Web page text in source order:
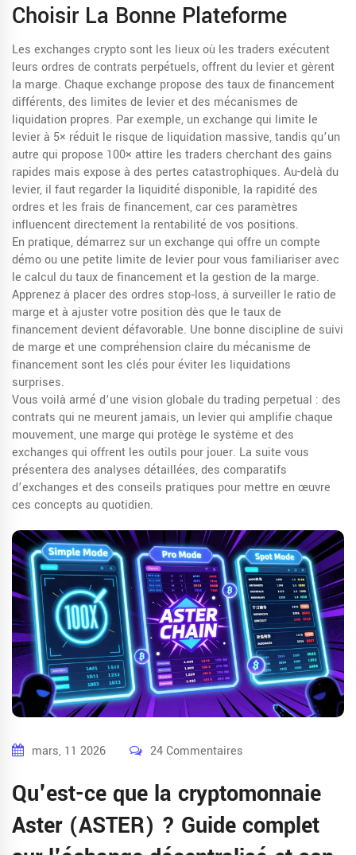
Choisir La Bonne Plateforme
Les exchanges crypto sont les lieux où les traders exécutent
leurs ordres de contrats perpétuels, offrent du levier et gèrent
la marge. Chaque exchange propose des taux de financement
différents, des limites de levier et des mécanismes de
liquidation propres. Par exemple, un exchange qui limite le
levier à 5× réduit le risque de liquidation massive, tandis qu’un
autre qui propose 100× attire les traders cherchant des gains
rapides mais expose à des pertes catastrophiques. Au-delà du
levier, il faut regarder la liquidité disponible, la rapidité des
ordres et les frais de financement, car ces paramètres
influencent directement la rentabilité de vos positions.
En pratique, démarrez sur un exchange qui offre un compte
démo ou une petite limite de levier pour vous familiariser avec
le calcul du taux de financement et la gestion de la marge.
Apprenez à placer des ordres stop‑loss, à surveiller le ratio de
marge et à ajuster votre position dès que le taux de
financement devient défavorable. Une bonne discipline de suivi
de marge et une compréhension claire du mécanisme de
financement sont les clés pour éviter les liquidations
surprises.
Vous voilà armé d’une vision globale du trading perpetual : des
contrats qui ne meurent jamais, un levier qui amplifie chaque
mouvement, une marge qui protège le système et des
exchanges qui offrent les outils pour jouer. La suite vous
présentera des analyses détaillées, des comparatifs
d’exchanges et des conseils pratiques pour mettre en œuvre
ces concepts au quotidien.
mars, 11 2026 24 Commentaires
Qu'est-ce que la cryptomonnaie
Aster (ASTER) ? Guide complet